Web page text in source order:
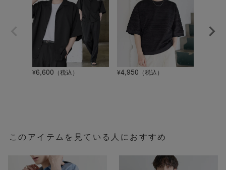
¥6,600 （税込） ¥4,950 （税込）
このアイテムを見ている人におすすめ